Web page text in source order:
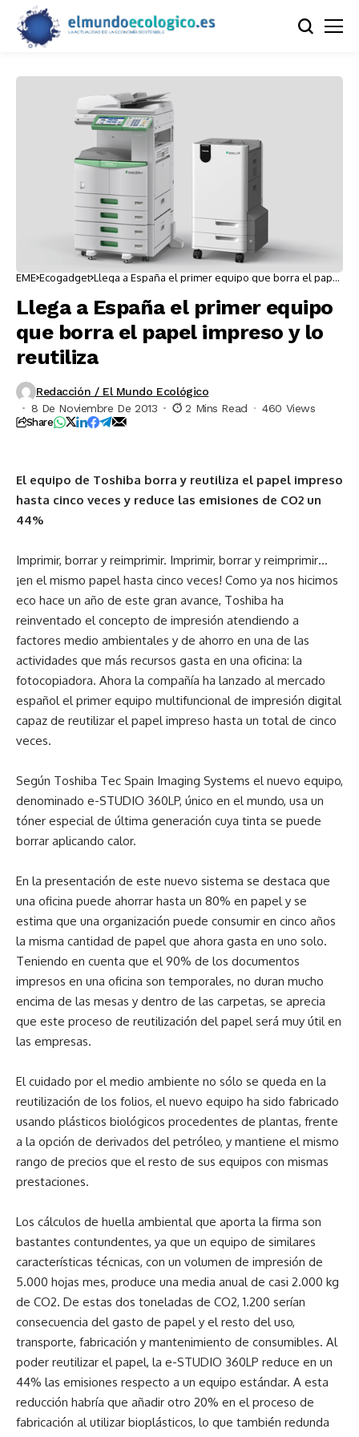
EME Ecogadget Llega a España el primer equipo que borra el papel
Llega a España el primer equipo
que borra el papel impreso y lo
reutiliza
Redacción / El Mundo Ecológico
8 De Noviembre De 2013
2 Mins Read 460 Views
Share
El equipo de Toshiba borra y reutiliza el papel impreso
hasta cinco veces y reduce las emisiones de CO2 un
44%
Imprimir, borrar y reimprimir. Imprimir, borrar y reimprimir…
¡en el mismo papel hasta cinco veces! Como ya nos hicimos
eco hace un año de este gran avance, Toshiba ha
reinventado el concepto de impresión atendiendo a
factores medio ambientales y de ahorro en una de las
actividades que más recursos gasta en una oficina: la
fotocopiadora. Ahora la compañía ha lanzado al mercado
español el primer equipo multifuncional de impresión digital
capaz de reutilizar el papel impreso hasta un total de cinco
veces.
Según Toshiba Tec Spain Imaging Systems el nuevo equipo,
denominado e-STUDIO 360LP, único en el mundo, usa un
tóner especial de última generación cuya tinta se puede
borrar aplicando calor.
En la presentación de este nuevo sistema se destaca que
una oficina puede ahorrar hasta un 80% en papel y se
estima que una organización puede consumir en cinco años
la misma cantidad de papel que ahora gasta en uno solo.
Teniendo en cuenta que el 90% de los documentos
impresos en una oficina son temporales, no duran mucho
encima de las mesas y dentro de las carpetas, se aprecia
que este proceso de reutilización del papel será muy útil en
las empresas.
El cuidado por el medio ambiente no sólo se queda en la
reutilización de los folios, el nuevo equipo ha sido fabricado
usando plásticos biológicos procedentes de plantas, frente
a la opción de derivados del petróleo, y mantiene el mismo
rango de precios que el resto de sus equipos con mismas
prestaciones.
Los cálculos de huella ambiental que aporta la firma son
bastantes contundentes, ya que un equipo de similares
características técnicas, con un volumen de impresión de
5.000 hojas mes, produce una media anual de casi 2.000 kg
de CO2. De estas dos toneladas de CO2, 1.200 serían
consecuencia del gasto de papel y el resto del uso,
transporte, fabricación y mantenimiento de consumibles. Al
poder reutilizar el papel, la e-STUDIO 360LP reduce en un
44% las emisiones respecto a un equipo estándar. A esta
reducción habría que añadir otro 20% en el proceso de
fabricación al utilizar bioplásticos, lo que también redunda